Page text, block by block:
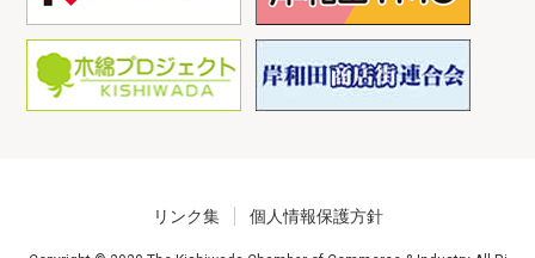
リンク集 個人情報保護方針